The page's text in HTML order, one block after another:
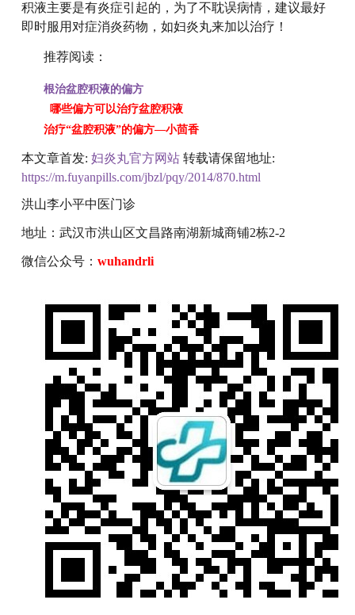
积液主要是有炎症引起的，为了不耽误病情，建议最好
即时服用对症消炎药物，如妇炎丸来加以治疗！
推荐阅读：
根治盆腔积液的偏方
哪些偏方可以治疗盆腔积液
治疗“盆腔积液”的偏方—小茴香
本文章首发: 妇炎丸官方网站 转载请保留地址:
https://m.fuyanpills.com/jbzl/pqy/2014/870.html
洪山李小平中医门诊
地址：武汉市洪山区文昌路南湖新城商铺2栋2-2
微信公众号： wuhandrli